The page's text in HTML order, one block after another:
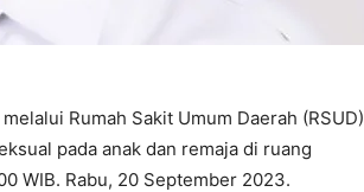
Rumah Sakit Umum Daerah (RSUD)
pada anak dan remaja di ruang
WIB. Rabu, 20 September 2023.